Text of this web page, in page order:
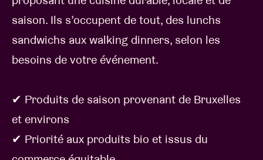
saison. Ils s’occupent de tout, des lunchs
sandwichs aux walking dinners, selon les
besoins de votre événement.
✔ Produits de saison provenant de Bruxelles
et environs
✔ Priorité aux produits bio et issus du